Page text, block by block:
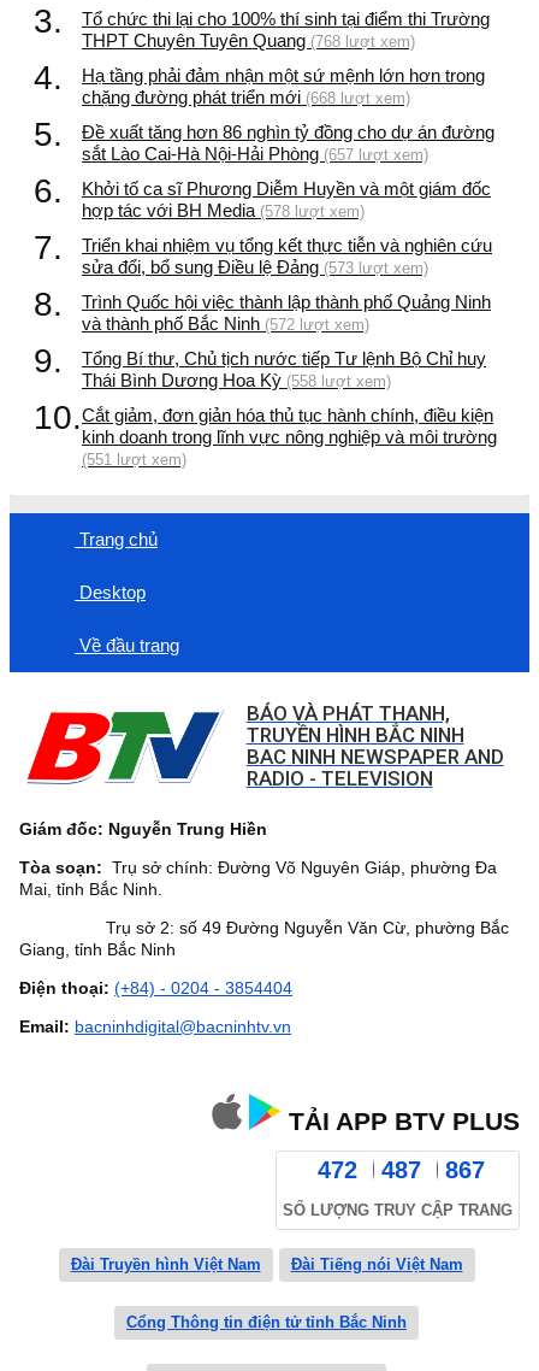
3.
Tổ chức thi lại cho 100% thí sinh tại điểm thi Trường
THPT Chuyên Tuyên Quang (768 lượt xem)
4.
Hạ tầng phải đảm nhận một sứ mệnh lớn hơn trong
chặng đường phát triển mới (668 lượt xem)
5.
Đề xuất tăng hơn 86 nghìn tỷ đồng cho dự án đường
sắt Lào Cai-Hà Nội-Hải Phòng (657 lượt xem)
6.
Khởi tố ca sĩ Phương Diễm Huyền và một giám đốc
hợp tác với BH Media (578 lượt xem)
7.
Triển khai nhiệm vụ tổng kết thực tiễn và nghiên cứu
sửa đổi, bổ sung Điều lệ Đảng (573 lượt xem)
8.
Trình Quốc hội việc thành lập thành phố Quảng Ninh
và thành phố Bắc Ninh (572 lượt xem)
9.
Tổng Bí thư, Chủ tịch nước tiếp Tư lệnh Bộ Chỉ huy
Thái Bình Dương Hoa Kỳ (558 lượt xem)
10.Cắt giảm, đơn giản hóa thủ tục hành chính, điều kiện
kinh doanh trong lĩnh vực nông nghiệp và môi trường
(551 lượt xem)
Trang chủ
Desktop
Về đầu trang
BÁO VÀ PHÁT THANH,
TRUYỀN HÌNH BẮC NINH
BAC NINH NEWSPAPER AND
RADIO - TELEVISION
Giám đốc: Nguyễn Trung Hiền
Tòa soạn: Trụ sở chính: Đường Võ Nguyên Giáp, phường Đa
Mai, tỉnh Bắc Ninh.
Trụ sở 2: số 49 Đường Nguyễn Văn Cừ, phường Bắc
Giang, tỉnh Bắc Ninh
Điện thoại: (+84) - 0204 - 3854404
Email: bacninhdigital@bacninhtv.vn
TẢI APP BTV PLUS
472 487 867
SỐ LƯỢNG TRUY CẬP TRANG
Đài Truyền hình Việt Nam Đài Tiếng nói Việt Nam
Cổng Thông tin điện tử tỉnh Bắc Ninh